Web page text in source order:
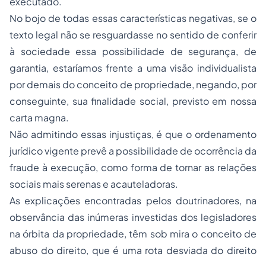
No bojo de todas essas características negativas, se o
texto legal não se resguardasse no sentido de conferir
à sociedade essa possibilidade de segurança, de
garantia, estaríamos frente a uma visão individualista
por demais do conceito de propriedade, negando, por
conseguinte, sua finalidade social, previsto em nossa
carta magna.
Não admitindo essas injustiças, é que o ordenamento
jurídico vigente prevê a possibilidade de ocorrência da
fraude à execução, como forma de tornar as relações
sociais mais serenas e acauteladoras.
As explicações encontradas pelos doutrinadores, na
observância das inúmeras investidas dos legisladores
na órbita da propriedade, têm sob mira o conceito de
abuso do direito, que é uma rota desviada do direito